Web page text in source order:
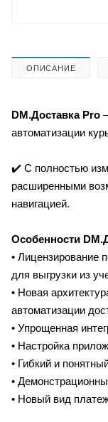
ОПИСАНИЕ
DM.Доставка Pro
автоматизации
✔️ C полностью
расширенными
навигацией.
Особенности
• Лицензирование
для выгрузки из
• Новая
автоматизации
• Упрощенная
• Настройка
• Гибкий и
•
• Новый вид